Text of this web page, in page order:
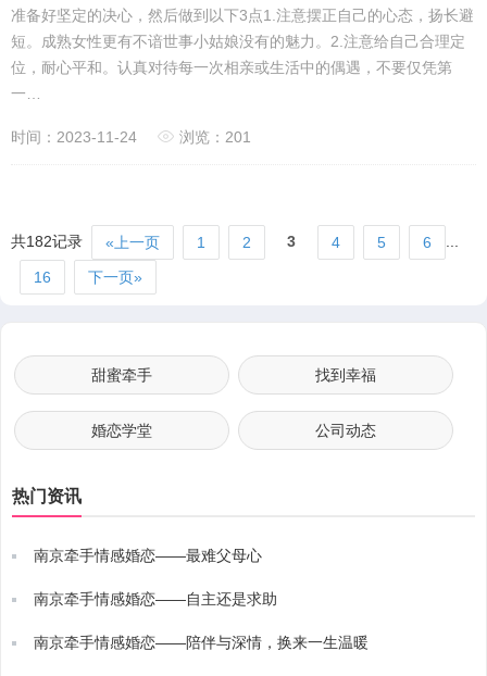
准备好坚定的决心，然后做到以下3点1.注意摆正自己的心态，扬长避
短。成熟女性更有不谙世事小姑娘没有的魅力。2.注意给自己合理定
位，耐心平和。认真对待每一次相亲或生活中的偶遇，不要仅凭第
一…
时间：2023-11-24 浏览：201
共182记录 «上一页 1 2 3 4 5 6 ...
16 下一页»
甜蜜牵手 找到幸福
婚恋学堂 公司动态
热门资讯
南京牵手情感婚恋——最难父母心
南京牵手情感婚恋——自主还是求助
南京牵手情感婚恋——陪伴与深情，换来一生温暖